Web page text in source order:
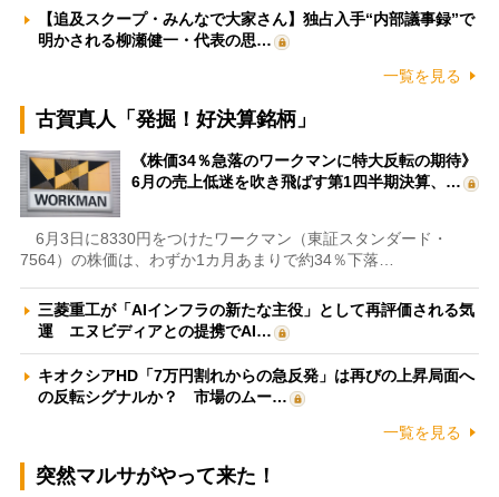
【追及スクープ・みんなで大家さん】独占入手“内部議事録”で
明かされる柳瀬健一・代表の思…
一覧を見る
古賀真人「発掘！好決算銘柄」
《株価34％急落のワークマンに特大反転の期待》
6月の売上低迷を吹き飛ばす第1四半期決算、…
6月3日に8330円をつけたワークマン（東証スタンダード・
7564）の株価は、わずか1カ月あまりで約34％下落…
三菱重工が「AIインフラの新たな主役」として再評価される気
運 エヌビディアとの提携でAI…
キオクシアHD「7万円割れからの急反発」は再びの上昇局面へ
の反転シグナルか？ 市場のムー…
一覧を見る
突然マルサがやって来た！